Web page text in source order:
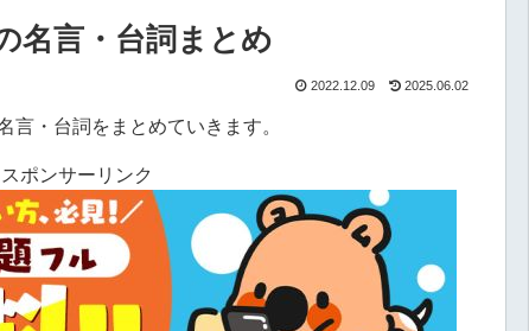
名言・台詞まとめ
2022.12.09 2025.06.02
言・台詞をまとめていきます。
スポンサーリンク